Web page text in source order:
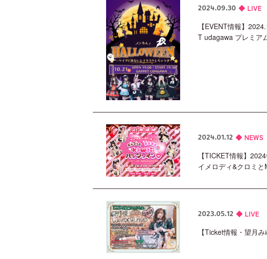
2024.09.30
LIVE
【EVENT情報】
T udagawa プレミア
2024.01.12
NEWS
【TICKET情報】
イメロディ&クロミ
2023.05.12
LIVE
【Ticket情報・望月